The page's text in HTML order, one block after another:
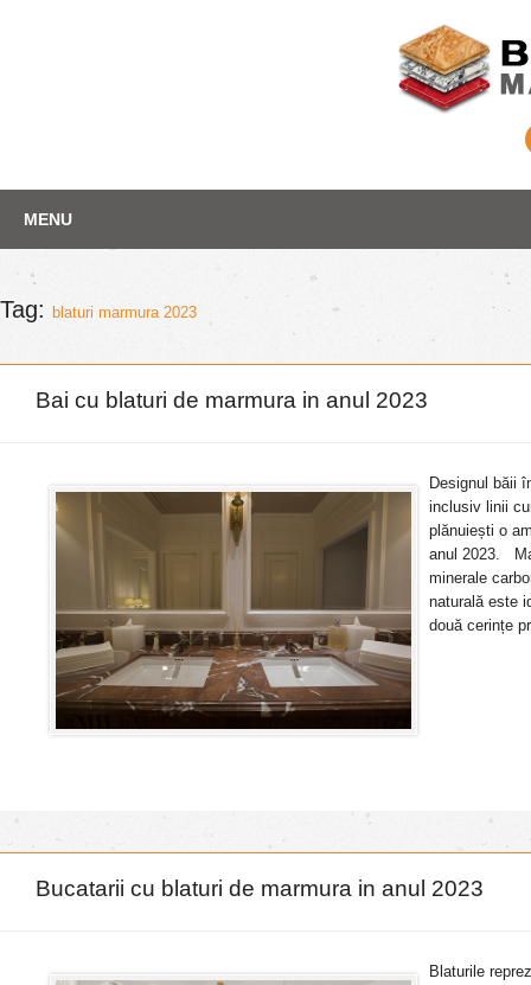
Depozit marmura
content
MENU
Tag: blaturi marmura 2023
Bai cu blaturi de marmura in anul 2023
Designul băii
inclusiv linii
plănuiești o
anul 2023.
minerale
naturală este
două cerințe
Bucatarii cu blaturi de marmura in anul 2023
Blaturile